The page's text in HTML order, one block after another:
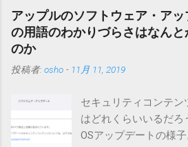
降もたぶん動くと思います。 現在の
（2004/12/4リリース）※0.6.3を公開
点が多いため、こちらにはリンクして
る方は0.5.3を、新版の機能が必要な方
い。 こちら からどうぞ。 0.3.6までの
版へのアップデートを強くお勧めし
ダウンロードするにはここをクリッ
（Windowsから解凍したフォルダを
アップルのソフトウェア・ア
の用語のわかりづらさはなんと
のか
投稿者: osho - 11月 11, 2019
セキュリティコンテン
はどれくらいいるだろ
OSアップデートの様